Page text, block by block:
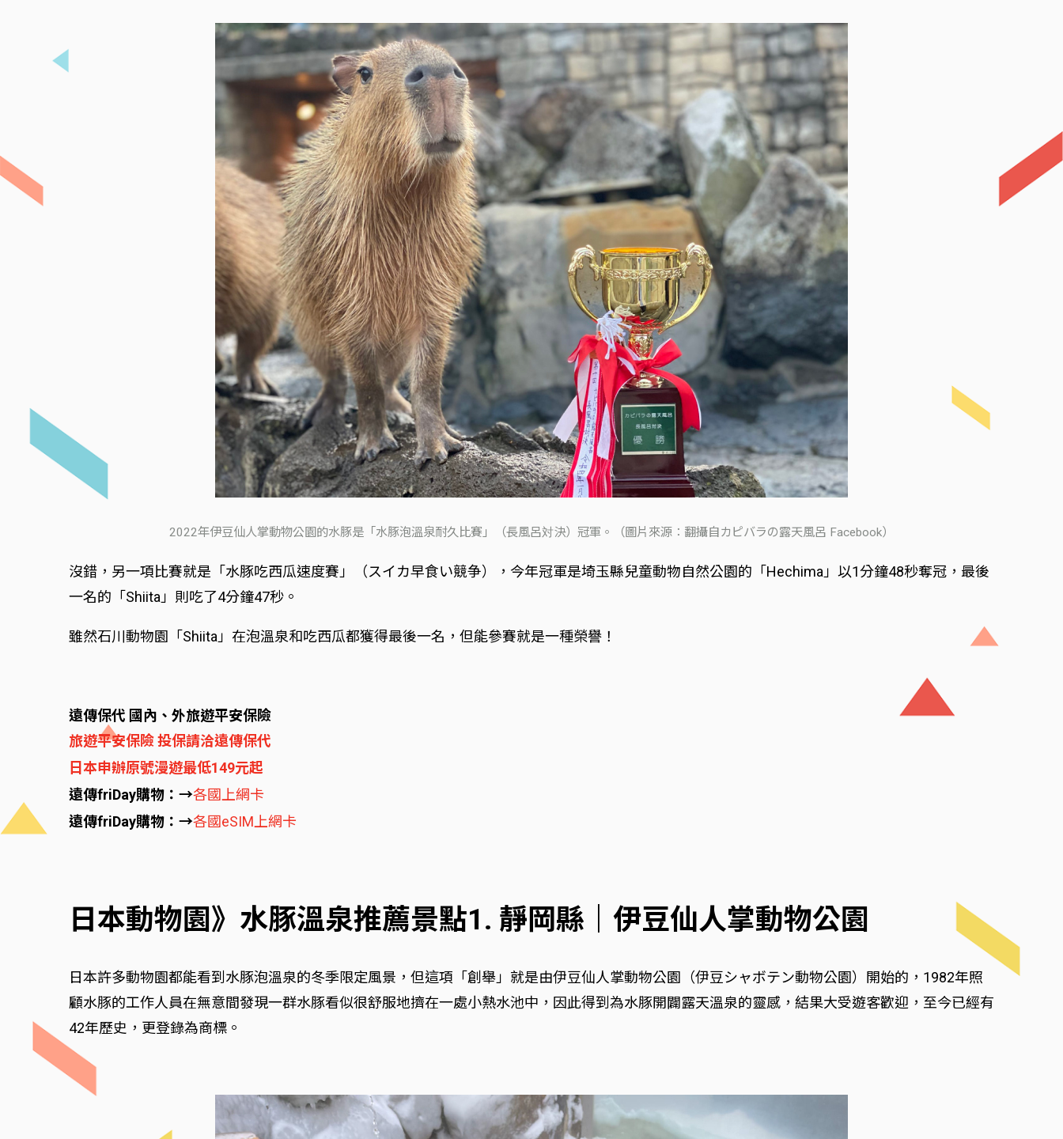
2022年伊豆仙人掌動物公園的水豚是「水豚泡溫泉耐久比賽」（長風呂対決）冠軍。（圖片來源：翻攝自カピバラの露天風呂 Facebook）
沒錯，另一項比賽就是「水豚吃西瓜速度賽」（スイカ早食い競争），今年冠軍是埼玉縣兒童動物自然公園的「Hechima」以1分鐘48秒奪冠，最後
一名的「Shiita」則吃了4分鐘47秒。
雖然石川動物園「Shiita」在泡溫泉和吃西瓜都獲得最後一名，但能參賽就是一種榮譽！
遠傳保代 國內、外旅遊平安保險
旅遊平安保險 投保請洽遠傳保代
日本申辦原號漫遊最低149元起
遠傳friDay購物：→各國上網卡
遠傳friDay購物：→各國eSIM上網卡
日本動物園》水豚溫泉推薦景點1. 靜岡縣｜伊豆仙人掌動物公園
日本許多動物園都能看到水豚泡溫泉的冬季限定風景，但這項「創舉」就是由伊豆仙人掌動物公園（伊豆シャボテン動物公園）開始的，1982年照
顧水豚的工作人員在無意間發現一群水豚看似很舒服地擠在一處小熱水池中，因此得到為水豚開闢露天溫泉的靈感，結果大受遊客歡迎，至今已經有
42年歷史，更登錄為商標。